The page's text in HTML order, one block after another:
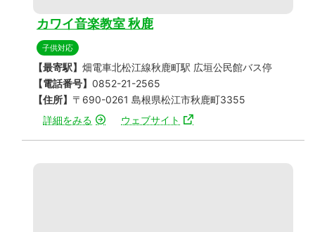
カワイ音楽教室 秋鹿
子供対応
【最寄駅】 畑電車北松江線秋鹿町駅 広垣公民館バス停
【電話番号】 0852-21-2565
【住所】 〒690-0261 島根県松江市秋鹿町3355
詳細をみる
ウェブサイト